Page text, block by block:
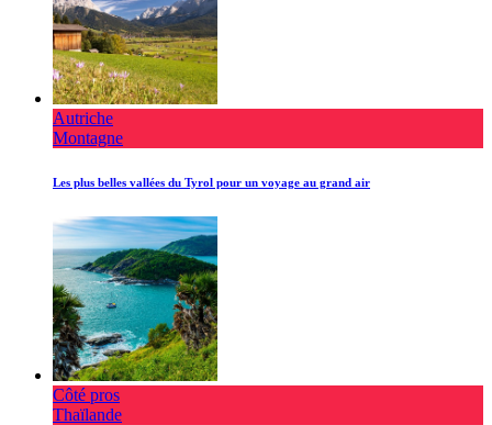
Autriche
Montagne
Les plus belles vallées du Tyrol pour un voyage au grand air
Côté pros
Thaïlande